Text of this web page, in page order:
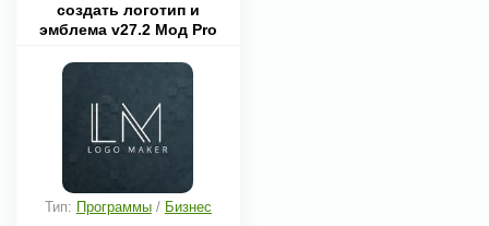
создать логотип и
эмблема v27.2 Мод Pro
Тип: Программы/ Бизнес